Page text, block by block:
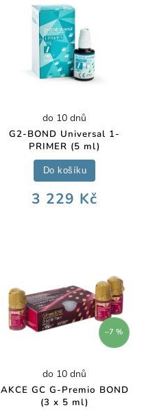
G2-BOND Universal 1-
PRIMER (5 ml)
do 10 dnů
3 229 Kč
Do košíku
–7 %
AKCE GC G-Premio BOND
(3 x 5 ml)
do 10 dnů